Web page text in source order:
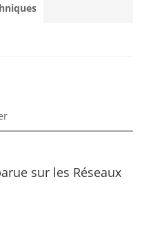
sur les Réseaux